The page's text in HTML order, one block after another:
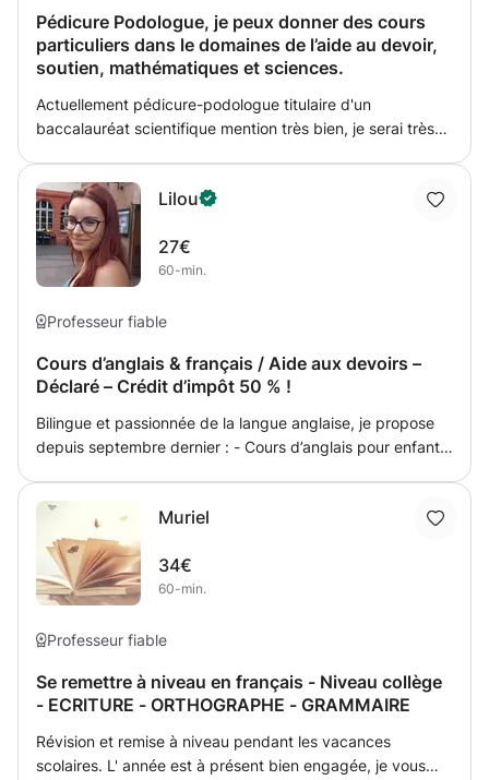
Pédicure Podologue, je peux donner des cours
particuliers dans le domaines de l’aide au devoir,
soutien, mathématiques et sciences.
Actuellement pédicure-podologue titulaire d'un
baccalauréat scientifique mention très bien, je serai très
mathématiques, l'aide aux devoirs, le soutien etc. Je suis
ouverte à d'autres types de cours si vous êtes intéressés.
Lilou
27€
60-min.
Professeur fiable
Cours d’anglais & français / Aide aux devoirs –
Déclaré – Crédit d’impôt 50 % !
Bilingue et passionnée de la langue anglaise, je propose
depuis septembre dernier : - Cours d’anglais pour enfants
français pour anglophones (idéal pour expatriés ou
voyageurs) - Cours en présentiel (particulièrement adapté
aux enfants) ou en visioconférence (pratique pour
adultes) 🚗 Déplacements : je me déplace dans un rayon
Au-delà, un supplément pourra être appliqué ✅ Micro-
Chaque cours est pensé en fonction de votre niveau, de
vos objectifs et de votre rythme. J’accorde une grande
importance à la bienveillance, à la motivation et à la
confiance en soi dans l’apprentissage. N’hésitez pas à me
Muriel
34€
60-min.
Professeur fiable
Se remettre à niveau en français - Niveau collège
- ECRITURE - ORTHOGRAPHE - GRAMMAIRE
Révision et remise à niveau pendant les vacances
scolaires. L' année est à présent bien engagée, je vous